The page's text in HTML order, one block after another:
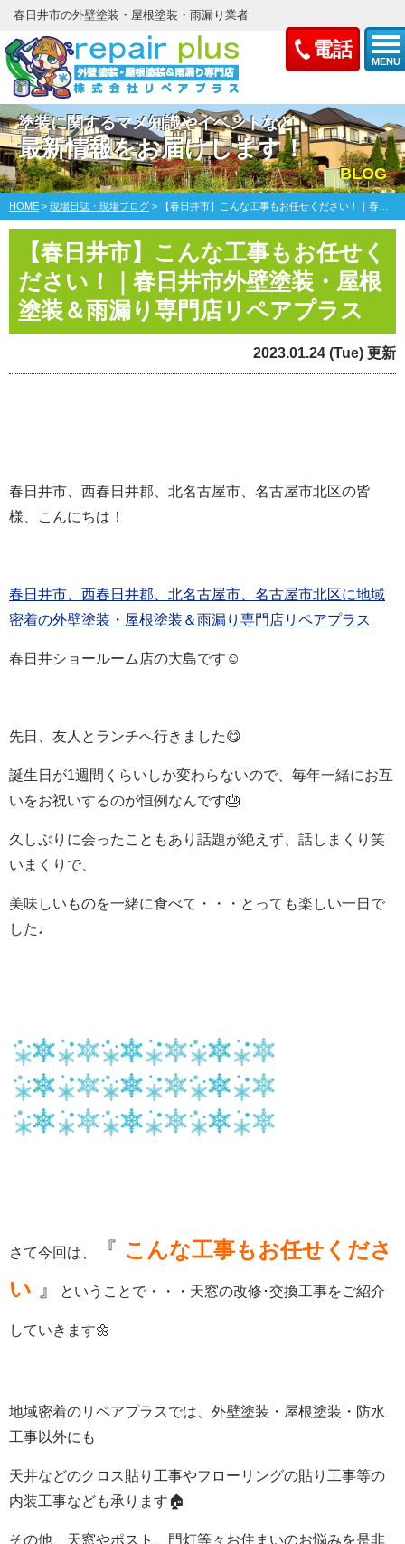
電話
MENU
春日井市の外壁塗装・屋根塗装・雨漏り業者
塗装に関するマメ知識やイベントなど
最新情報をお届けします！
BLOG
HOME > 現場日誌・現場ブログ > 【春日井市】こんな工事もお任せください！｜春日井市外壁塗装・屋根塗装＆雨漏り専門店リペアプラス
【春日井市】こんな工事もお任せく
ださい！｜春日井市外壁塗装・屋根
塗装＆雨漏り専門店リペアプラス
2023.01.24 (Tue) 更新
春日井市、西春日井郡、北名古屋市、名古屋市北区の皆
様、こんにちは！
春日井市、西春日井郡、北名古屋市、名古屋市北区に地域
密着の外壁塗装・屋根塗装＆雨漏り専門店リペアプラス
春日井ショールーム店の大島です☺
先日、友人とランチへ行きました😋
誕生日が1週間くらいしか変わらないので、毎年一緒にお互
いをお祝いするのが恒例なんです🎂
久しぶりに会ったこともあり話題が絶えず、話しまくり笑
いまくりで、
美味しいものを一緒に食べて・・・とっても楽しい一日で
した♩
さて今回は、 『 こんな工事もお任せくださ
い 』 ということで・・・天窓の改修･交換工事をご紹介
していきます🌼
地域密着のリペアプラスでは、外壁塗装・屋根塗装・防水
工事以外にも
天井などのクロス貼り工事やフローリングの貼り工事等の
内装工事なども承ります🏠
その他、天窓やポスト、門灯等々お住まいのお悩みを是非